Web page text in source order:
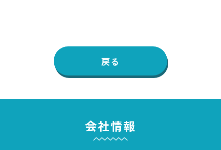
戻る
会社情報